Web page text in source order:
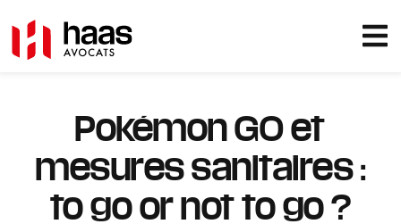
Pokémon GO et
mesures sanitaires :
to go or not to go ?